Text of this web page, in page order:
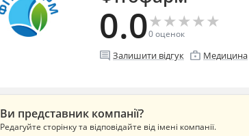
0.0★
★★
★★
★★
★★
★
0оценок
comment Залишити відгук enterprise Медицина
Ви представник компанії?
Редагуйте сторінку та відповідайте від імені компанії.